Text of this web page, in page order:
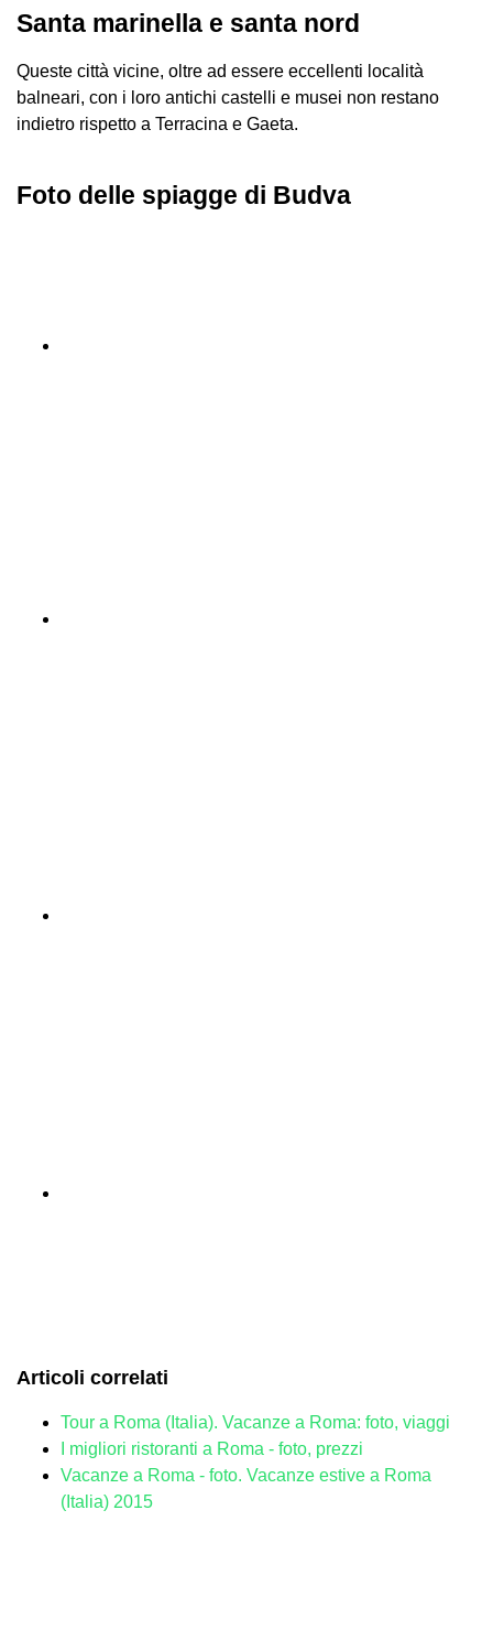
Santa marinella e santa nord
Queste città vicine, oltre ad essere eccellenti località
balneari, con i loro antichi castelli e musei non restano
indietro rispetto a Terracina e Gaeta.
Foto delle spiagge di Budva
Articoli correlati
Tour a Roma (Italia). Vacanze a Roma: foto, viaggi
I migliori ristoranti a Roma - foto, prezzi
Vacanze a Roma - foto. Vacanze estive a Roma
(Italia) 2015